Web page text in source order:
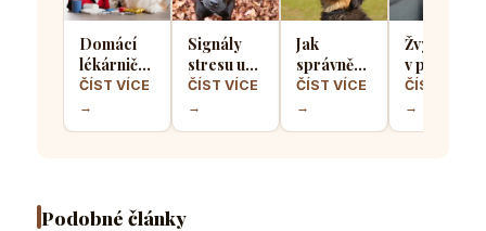
Domácí
lékárnička
pro psa
aneb Co
musíte mít
nouze
ČÍST VÍCE
→
Signály
stresu u
psů: Jak
poznat, že
se váš
ČÍST VÍCE
→
Jak
správně
socializovat
štěně, aby
z něj
ČÍST VÍCE
→
Žvýkačka
v psí srsti
a jak ji
vyndat
ČÍST VÍCE
→
Podobné články